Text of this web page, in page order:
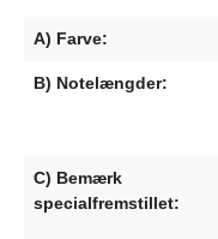
A) Farve:
B) Notelængder:
C) Bemærk
specialfremstillet: